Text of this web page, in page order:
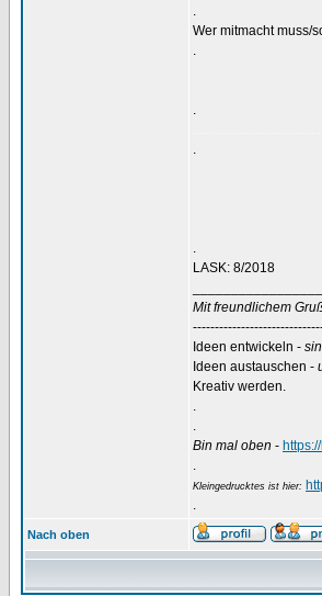
.
Wer mitmacht muss/
.
.
.
.
LASK: 8/2018
Mit freundlichem
Ideen entwickeln -
Ideen austauschen -
Kreativ werden.
.
.
Bin mal oben -
.
Kleingedrucktes ist hier:
.
Nach oben